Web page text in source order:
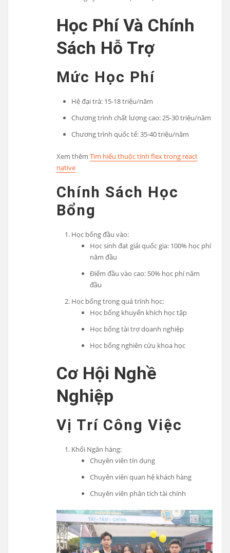
Học Phí Và Chính
Sách Hỗ Trợ
Mức Học Phí
Hệ đại trà: 15-18 triệu/năm
Chương trình chất lượng cao: 25-30 triệu/năm
Chương trình quốc tế: 35-40 triệu/năm
Xem thêmTìm hiểu thuộc tính flex trong react
native
Chính Sách Học
Bổng
Học bổng đầu vào:
Học sinh đạt giải quốc gia: 100% học phí
năm đầu
Điểm đầu vào cao: 50% học phí năm
đầu
Học bổng trong quá trình học:
Học bổng khuyến khích học tập
Học bổng tài trợ doanh nghiệp
Học bổng nghiên cứu khoa học
Cơ Hội Nghề
Nghiệp
Vị Trí Công Việc
Khối Ngân hàng:
Chuyên viên tín dụng
Chuyên viên quan hệ khách hàng
Chuyên viên phân tích tài chính